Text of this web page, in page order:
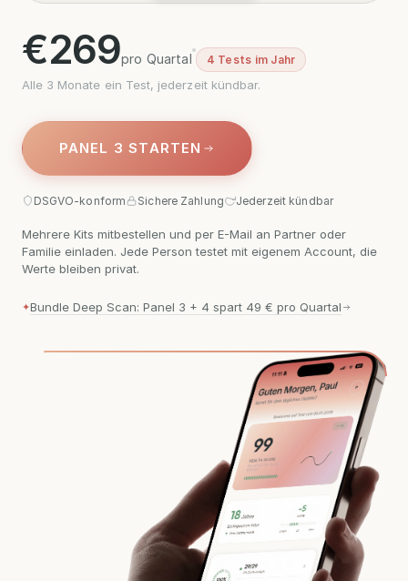
€269pro Quartal 4 Tests im Jahr
Alle 3 Monate ein Test, jederzeit kündbar.
PANEL 3 STARTEN
DSGVO-konform Sichere Zahlung Jederzeit kündbar
Mehrere Kits mitbestellen und per E-Mail an Partner oder
Familie einladen. Jede Person testet mit eigenem Account, die
Werte bleiben privat.
✦Bundle Deep Scan: Panel 3 + 4 spart 49 € pro Quartal